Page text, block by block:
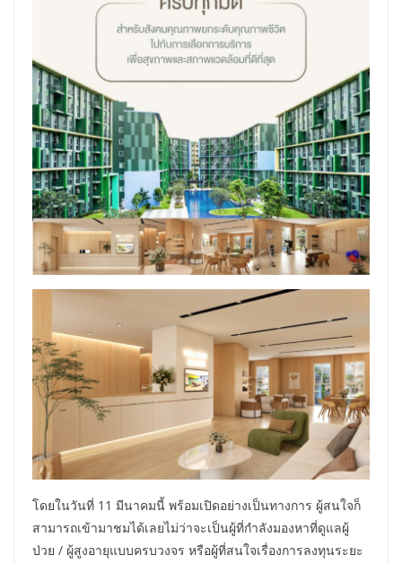
โดยในวันที่ 11 มีนาคมนี้ พร้อมเปิดอย่างเป็นทางการ ผู้สนใจก็
สามารถเข้ามาชมได้เลยไม่ว่าจะเป็นผู้ที่กำลังมองหาที่ดูแลผู้
ป่วย / ผู้สูงอายุแบบครบวงจร หรือผู้ที่สนใจเรื่องการลงทุนระยะ